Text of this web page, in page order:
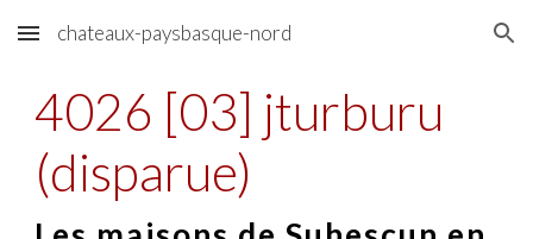
Skip to main content Skip to navigation
chateaux-paysbasque-nord
4026 [03] jturburu
(disparue)